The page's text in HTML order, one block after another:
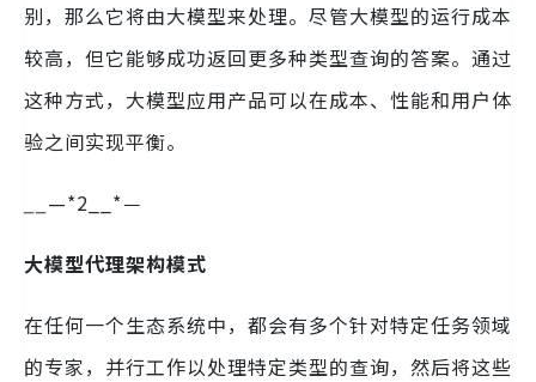
别，那么它将由大模型来处理。尽管大模型的运行成本
较高，但它能够成功返回更多种类型查询的答案。通过
这种方式，大模型应用产品可以在成本、性能和用户体
验之间实现平衡。
—*2__*—
大模型代理架构模式
在任何一个生态系统中，都会有多个针对特定任务领域
的专家，并行工作以处理特定类型的查询，然后将这些